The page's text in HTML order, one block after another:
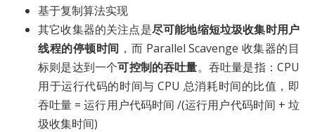
基于复制算法实现
其它收集器的关注点是尽可能地缩短垃圾收集时用户
线程的停顿时间 ，而 Parallel Scavenge 收集器的目
标则是达到一个可控制的吞吐量。吞吐量是指：CPU
用于运行代码的时间与 CPU 总消耗时间的比值，即
吞吐量 = 运行用户代码时间 /(运行用户代码时间 + 垃
圾收集时间)